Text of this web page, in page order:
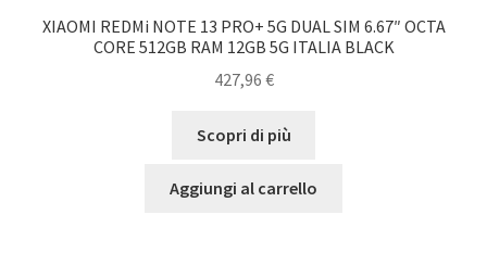
XIAOMI REDMi NOTE 13 PRO+ 5G DUAL SIM 6.67″ OCTA
CORE 512GB RAM 12GB 5G ITALIA BLACK
427,96 €
Scopri di più
Aggiungi al carrello